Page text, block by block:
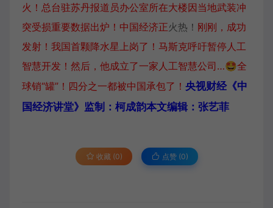
火！总台驻苏丹报道员办公室所在大楼因当地武装冲
突受损重要数据出炉！中国经济正火热！ 刚刚，成功
发射！我国首颗降水星上岗了！ 马斯克呼吁暂停人工
智慧开发！然后，他成立了一家人工智慧公司…🤩全
球销“罐”！四分之一都被中国承包了！ 央视财经《中
国经济讲堂》 监制：柯成韵本文编辑： 张艺菲
收藏 (0) 点赞 (0)